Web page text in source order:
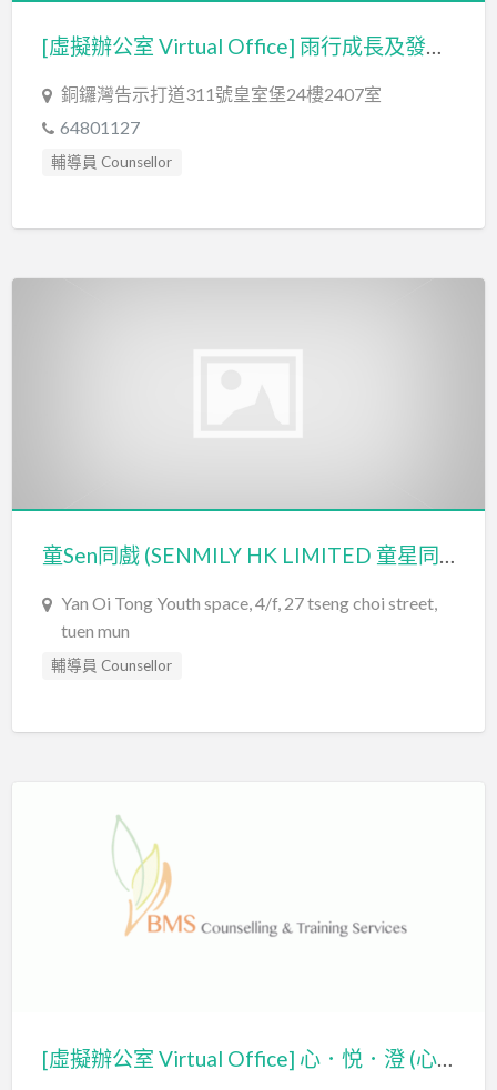
[虛擬辦公室 Virtual Office] 雨行成長及發展中心有限公司 Silver Lining Growth & Development Centre Limited
銅鑼灣告示打道311號皇室堡24樓2407室
64801127
輔導員 Counsellor
童Sen同戲 (SENMILY HK LIMITED 童星同戲有限公司)
Yan Oi Tong Youth space, 4/f, 27 tseng choi street,
tuen mun
輔導員 Counsellor
[虛擬辦公室 Virtual Office] 心．悦．澄 (心悅澄輔導及顧問服務有限公司 BMS COUNSELLING AND TRAINING SERVICES LIMITED )